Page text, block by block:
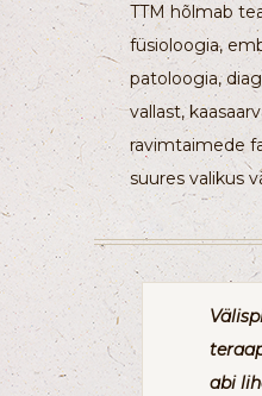
TTM hõlmab
füsioloogia,
patoloogia,
vallast,
ravimtaimede
suures valikus
abi